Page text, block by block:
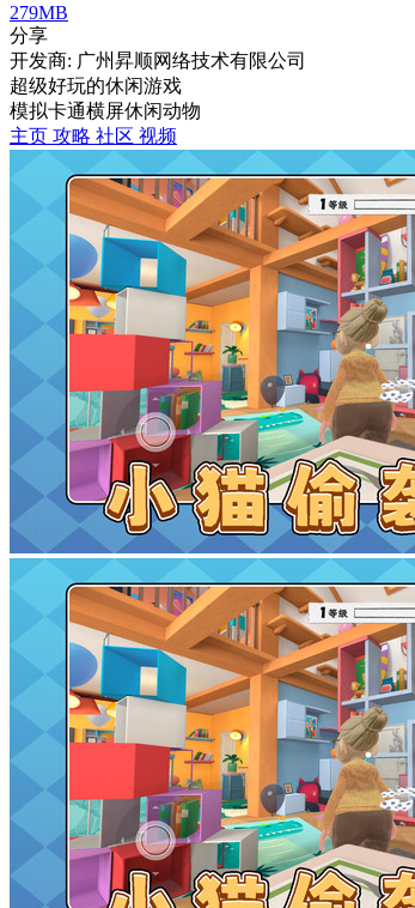
279MB
分享
开发商: 广州昇顺网络技术有限公司
超级好玩的休闲游戏
模拟卡通横屏休闲动物
主页 攻略 社区 视频